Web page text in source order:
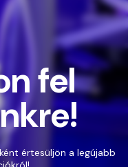
fel
értesüljön a legújabb